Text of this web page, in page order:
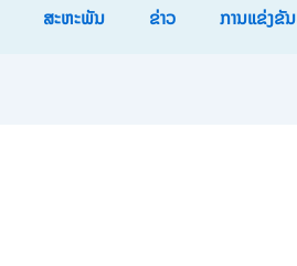
ສະຫະພັນ ຂ່າວ ການແຂ່ງຂັນ